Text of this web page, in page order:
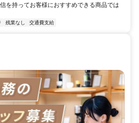
を持ってお客様におすすめできる商品では
残業なし 交通費支給